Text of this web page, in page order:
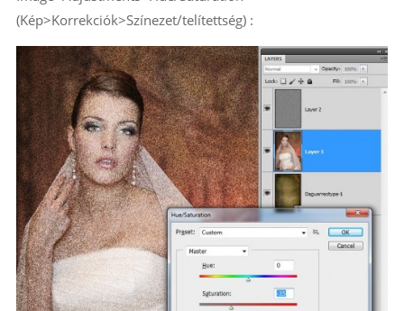
(Kép>Korrekciók>Színezet/telítettség) :